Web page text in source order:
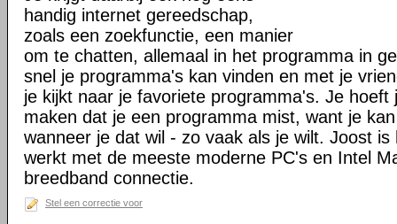
handig internet gereedschap,
zoals een zoekfunctie, een manier
om te chatten, allemaal in het programma in
snel je programma's kan vinden en met je
je kijkt naar je favoriete programma's. Je
maken dat je een programma mist, want je
wanneer je dat wil - zo vaak als je wilt. Joost is
werkt met de meeste moderne PC's en Intel
breedband connectie.
Stel een correctie voor